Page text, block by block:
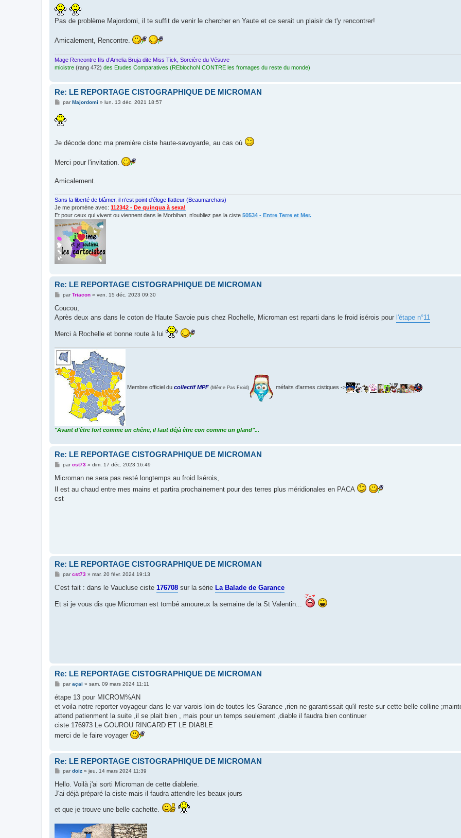
s
s
a
g
Pas de problème Majordomi, il te suffit de venir le chercher en Yaute et ce serait un plaisir de t'y rencontrer!
Amicalement, Rencontre.
Mage Rencontre fils d’Amelia Bruja dite Miss Tick, Sorcière du Vésuve
micistre (rang 472) des Etudes Comparatives (REblochoN CONTRE les fromages du reste du monde)
Re: LE REPORTAGE CISTOGRAPHIQUE DE MICROMAN
M
s
s
a
parMajordomi » lun. 13 déc. 2021 18:57
Je décode donc ma première ciste haute-savoyarde, au cas où
Merci pour l'invitation.
Amicalement.
Sans la liberté de blâmer, il n'est point d'éloge flatteur (Beaumarchais)
Je me promène avec: 112342 - De quinqua à sexa!
Et pour ceux qui vivent ou viennent dans le Morbihan, n'oubliez pas la ciste 50534 - Entre Terre et Mer.
Re: LE REPORTAGE CISTOGRAPHIQUE DE MICROMAN
M
s
a
parTriacon» ven. 15 déc. 2023 09:30
Coucou,
Après deux ans dans le coton de Haute Savoie puis chez Rochelle, Microman est reparti dans le froid isérois pour l'étape n°11
Merci à Rochelle et bonne route à lui
Membre officiel du collectif MPF (Même Pas Froid) méfaits d'armes cistiques ->
"Avant d'être fort comme un chêne, il faut déjà être con comme un gland"...
Re: LE REPORTAGE CISTOGRAPHIQUE DE MICROMAN
M
s
a
e
parcst73» dim. 17 déc. 2023 16:49
Microman ne sera pas resté longtemps au froid Isérois,
Il est au chaud entre mes mains et partira prochainement pour des terres plus méridionales en PACA
cst
Re: LE REPORTAGE CISTOGRAPHIQUE DE MICROMAN
M
s
g
parcst73» mar. 20 févr. 2024 19:13
C'est fait : dans le Vaucluse ciste 176708 sur la série La Balade de Garance
Et si je vous dis que Microman est tombé amoureux la semaine de la St Valentin...
Re: LE REPORTAGE CISTOGRAPHIQUE DE MICROMAN
M
s
a
g
paraçai » sam. 09 mars 2024 11:11
étape 13 pour MICROM%AN
et voila notre reporter voyageur dans le var varois loin de toutes les Garance ,rien ne garantissait qu'il reste sur cette belle colline
attend patienment la suite ,il se plait bien , mais pour un temps seulement ,diable il faudra bien continuer
ciste 176973 Le GOUROU RINGARD ET LE DIABLE
merci de le faire voyager
Re: LE REPORTAGE CISTOGRAPHIQUE DE MICROMAN
M
s
a
e
pardoiz» jeu. 14 mars 2024 11:39
Hello. Voilà j'ai sorti Microman de cette diablerie.
J'ai déjà préparé la ciste mais il faudra attendre les beaux jours
et que je trouve une belle cachette.